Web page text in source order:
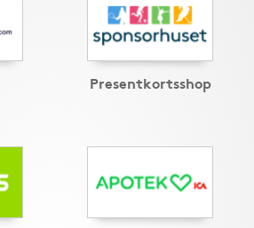
Presentkortsshop